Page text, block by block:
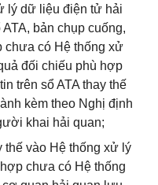
lý dữ liệu điện tử hải
bản chụp cuống,
có Hệ thống xử
đối chiếu phù hợp
trên sổ ATA thay thế
kèm theo Nghị định
khai hải quan;
thế vào Hệ thống xử lý
chưa có Hệ thống